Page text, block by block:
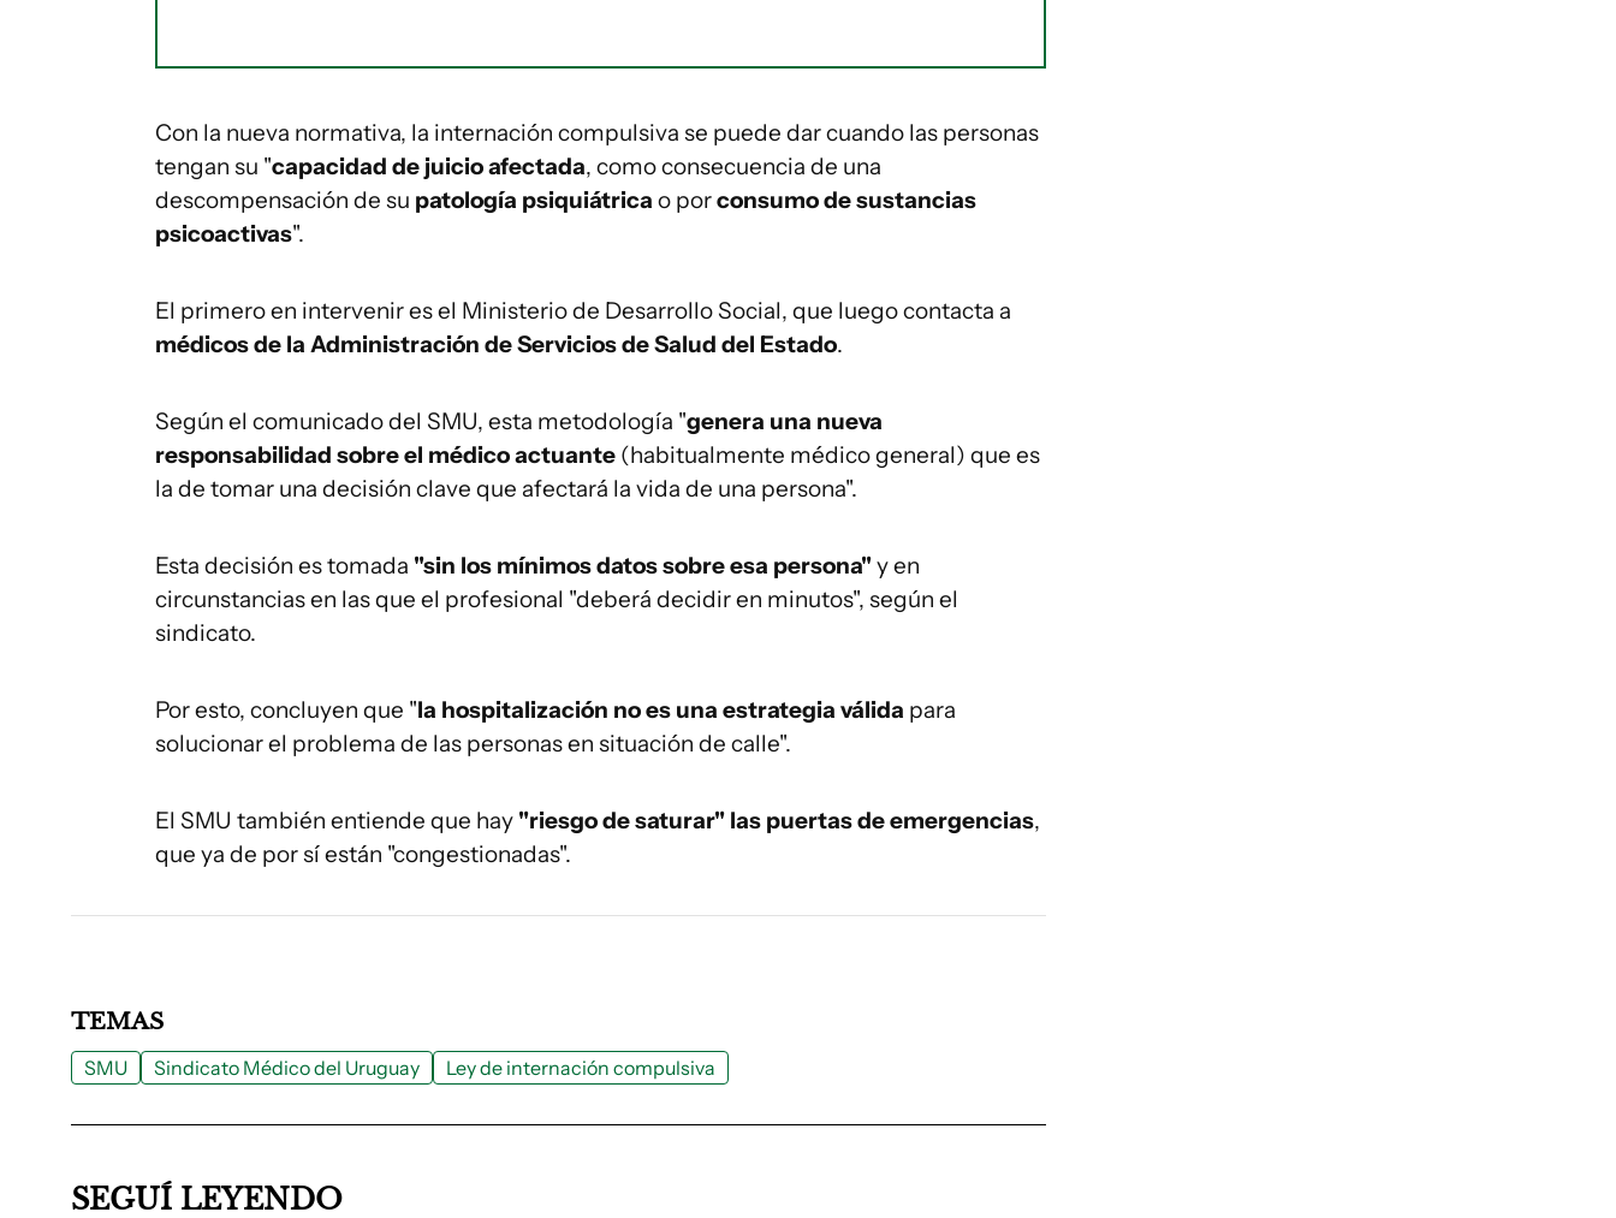
Con la nueva normativa, la internación compulsiva se puede dar cuando las personas
tengan su "capacidad de juicio afectada, como consecuencia de una
descompensación de su patología psiquiátrica o porconsumo de sustancias
psicoactivas".
El primero en intervenir es el Ministerio de Desarrollo Social, que luego contacta a
médicos de la Administración de Servicios de Salud del Estado.
Según el comunicado del SMU, esta metodología "genera una nueva
responsabilidad sobre el médico actuante (habitualmente médico general) que es
la de tomar una decisión clave que afectará la vida de una persona".
Esta decisión es tomada "sin los mínimos datos sobre esa persona"y en
circunstancias en las que el profesional "deberá decidir en minutos", según el
sindicato.
Por esto, concluyen que "la hospitalización no es una estrategia válida para
solucionar el problema de las personas en situación de calle".
El SMU también entiende que hay "riesgo de saturar" las puertas de emergencias,
que ya de por sí están "congestionadas".
TEMAS
SMU Sindicato Médico del Uruguay Ley de internación compulsiva
SEGUÍ LEYENDO